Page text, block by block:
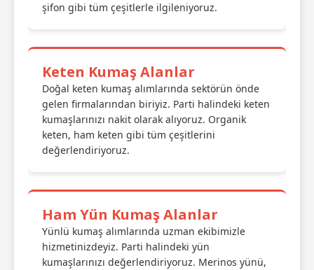
şifon gibi tüm çeşitlerle ilgileniyoruz.
Keten Kumaş Alanlar
Doğal keten kumaş alımlarında sektörün önde
gelen firmalarından biriyiz. Parti halindeki keten
kumaşlarınızı nakit olarak alıyoruz. Organik
keten, ham keten gibi tüm çeşitlerini
değerlendiriyoruz.
Ham Yün Kumaş Alanlar
Yünlü kumaş alımlarında uzman ekibimizle
hizmetinizdeyiz. Parti halindeki yün
kumaşlarınızı değerlendiriyoruz. Merinos yünü,